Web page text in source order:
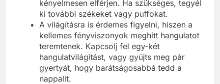
kényelmesen elférjen. Ha szükséges, tegyél
ki további székeket vagy puffokat.
A világításra is érdemes figyelni, hiszen a
kellemes fényviszonyok meghitt hangulatot
teremtenek. Kapcsolj fel egy-két
hangulatvilágítást, vagy gyújts meg pár
gyertyát, hogy barátságosabbá tedd a
nappalit.